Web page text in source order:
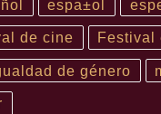
espa±ol
de cine Festival
de género